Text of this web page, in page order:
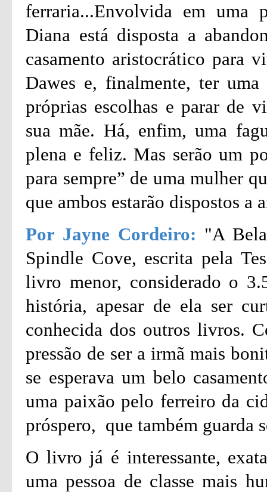
ferraria...Envolvida em
Diana está disposta a
casamento aristocrático para
Dawes e, finalmente, ter
próprias escolhas e parar de
sua mãe. Há, enfim, uma
plena e feliz. Mas serão um
para sempre” de uma mulher
que ambos estarão dispostos a
Por Jayne Cordeiro: "A
Spindle Cove, escrita pela
livro menor, considerado o
história, apesar de ela ser
conhecida dos outros livros.
pressão de ser a irmã mais
se esperava um belo
uma paixão pelo ferreiro da
próspero, que também guarda
O livro já é interessante,
uma pessoa de classe mais